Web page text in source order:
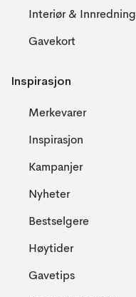
Interiør & Innredning
Gavekort
Inspirasjon
Merkevarer
Inspirasjon
Kampanjer
Nyheter
Bestselgere
Høytider
Gavetips